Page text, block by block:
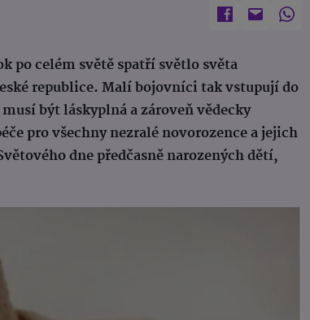
po celém světě spatří světlo světa
republice. Malí bojovníci tak vstupují do
být láskyplná a zároveň vědecky
pro všechny nezralé novorozence a jejich
dne předčasně narozených dětí,